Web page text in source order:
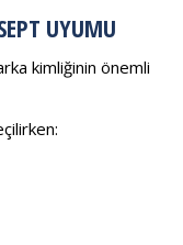
UYUMU
kimliğinin önemli